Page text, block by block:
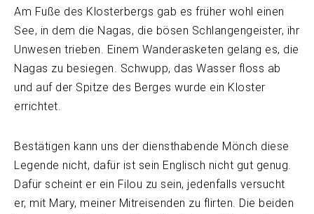
Am Fuße des Klosterbergs gab es früher wohl einen
See, in dem die Nagas, die bösen Schlangengeister, ihr
Unwesen trieben. Einem Wanderasketen gelang es, die
Nagas zu besiegen. Schwupp, das Wasser floss ab
und auf der Spitze des Berges wurde ein Kloster
errichtet.
Bestätigen kann uns der diensthabende Mönch diese
Legende nicht, dafür ist sein Englisch nicht gut genug.
Dafür scheint er ein Filou zu sein, jedenfalls versucht
er, mit Mary, meiner Mitreisenden zu flirten. Die beiden